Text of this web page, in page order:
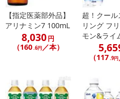
了することがございます。ご了承
さい。
発送日カレンダー
【指定医薬部外品】
アリナミン7 100mL
8,030円
（160.6円／本）
超！クール
リング フ
モン&ライ
（117.9円